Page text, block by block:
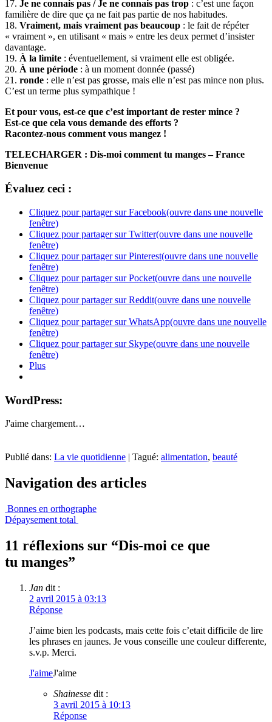
17. Je ne connais pas / Je ne connais pas trop : c’est une façon
familière de dire que ça ne fait pas partie de nos habitudes.
18. Vraiment, mais vraiment pas beaucoup : le fait de répéter
« vraiment », en utilisant « mais » entre les deux permet d’insister
davantage.
19. À la limite : éventuellement, si vraiment elle est obligée.
20. À une période : à un moment donnée (passé)
21. ronde : elle n’est pas grosse, mais elle n’est pas mince non plus.
C’est un terme plus sympathique !
Et pour vous, est-ce que c’est important de rester mince ?
Est-ce que cela vous demande des efforts ?
Racontez-nous comment vous mangez !
TELECHARGER : Dis-moi comment tu manges – France
Bienvenue
Évaluez ceci :
Cliquez pour partager sur Facebook(ouvre dans une nouvelle
fenêtre)
Cliquez pour partager sur Twitter(ouvre dans une nouvelle
fenêtre)
Cliquez pour partager sur Pinterest(ouvre dans une nouvelle
fenêtre)
Cliquez pour partager sur Pocket(ouvre dans une nouvelle
fenêtre)
Cliquez pour partager sur Reddit(ouvre dans une nouvelle
fenêtre)
Cliquez pour partager sur WhatsApp(ouvre dans une nouvelle
fenêtre)
Cliquez pour partager sur Skype(ouvre dans une nouvelle
fenêtre)
Plus
WordPress:
J'aime chargement…
Publié dans: La vie quotidienne Tagué: alimentation, beauté
Navigation des articles
Bonnes en orthographe
Dépaysement total
11 réflexions sur “Dis-moi ce que
tu manges”
Jan dit :
2 avril 2015 à 03:13
Réponse
J’aime bien les podcasts, mais cette fois c’etait difficile de lire
les phrases en jaunes. Je vous conseille une couleur differente,
s.v.p. Merci.
J'aimeJ'aime
Shainesse dit :
3 avril 2015 à 10:13
Réponse